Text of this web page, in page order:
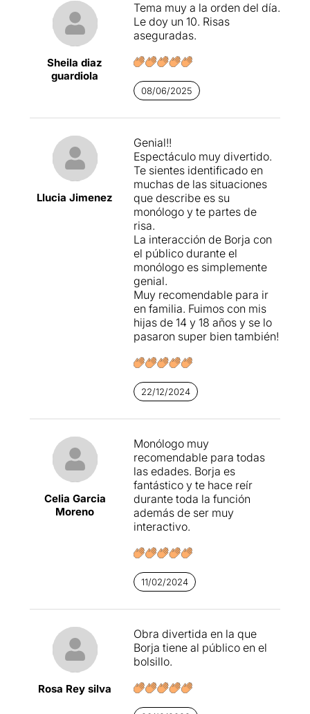
Sheila diaz
guardiola
Tema muy a la orden del día.
Le doy un 10. Risas
aseguradas.
08/06/2025
Llucia Jimenez
Genial!!
Espectáculo muy divertido.
Te sientes identificado en
muchas de las situaciones
que describe es su
monólogo y te partes de
risa.
La interacción de Borja con
el público durante el
monólogo es simplemente
genial.
Muy recomendable para ir
en familia. Fuimos con mis
hijas de 14 y 18 años y se lo
pasaron super bien también!
22/12/2024
Celia Garcia
Moreno
Monólogo muy
recomendable para todas
las edades. Borja es
fantástico y te hace reír
durante toda la función
además de ser muy
interactivo.
11/02/2024
Rosa Rey silva
Obra divertida en la que
Borja tiene al público en el
bolsillo.